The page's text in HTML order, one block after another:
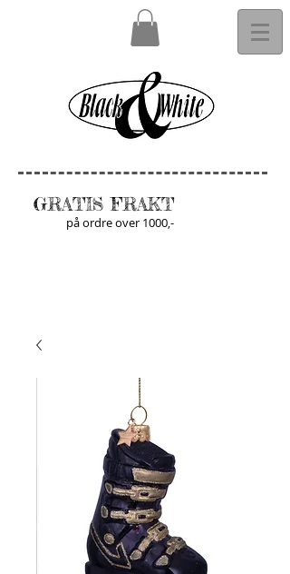
GRATIS FRAKT
på ordre over 1000,-